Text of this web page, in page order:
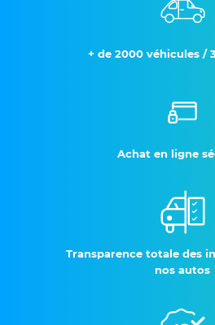
+ de 2000 véhicules /
Achat en ligne
Transparence totale des
nos autos